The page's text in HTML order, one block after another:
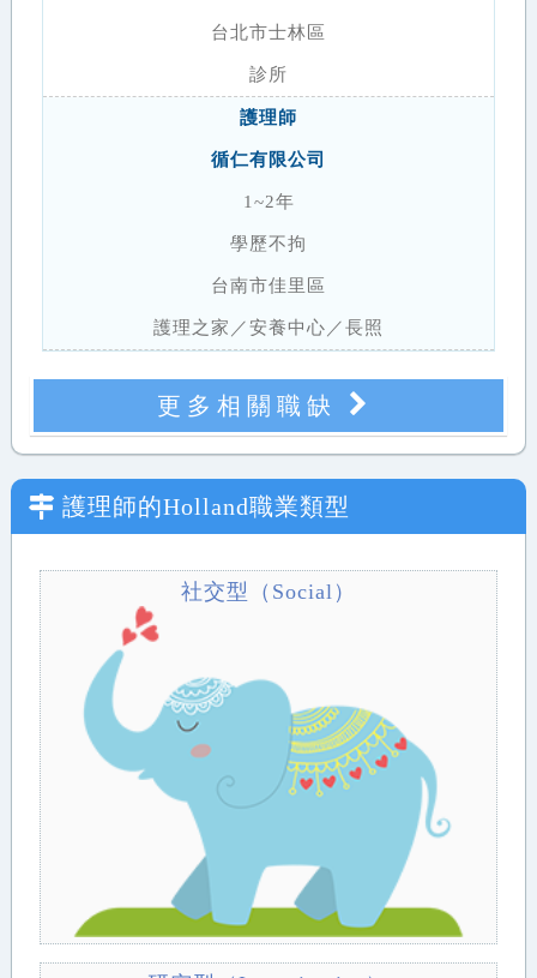
台北市士林區
診所
護理師
循仁有限公司
1~2年
學歷不拘
台南市佳里區
護理之家／安養中心／長照
更多相關職缺
護理師的Holland職業類型
社交型（Social）